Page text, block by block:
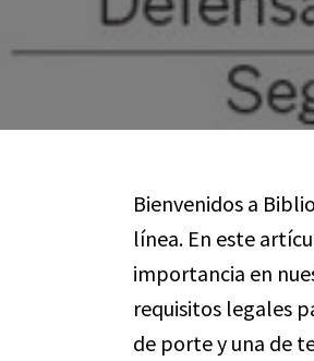
Bienvenidos a
línea. En este
importancia en
requisitos legales
de porte y una de